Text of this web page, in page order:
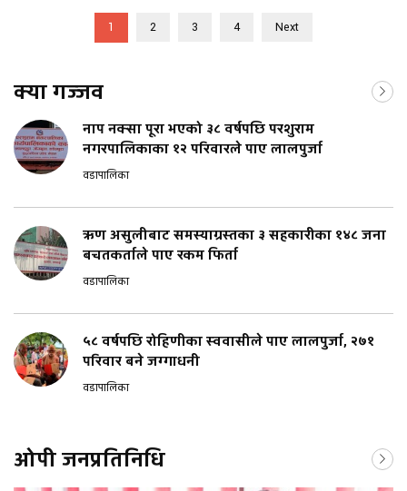
1 2 3 4 Next
क्या गज्जव
नाप नक्सा पूरा भएको ३८ वर्षपछि परशुराम
नगरपालिकाका १२ परिवारले पाए लालपुर्जा
वडापालिका
ऋण असुलीबाट समस्याग्रस्तका ३ सहकारीका १४८ जना
बचतकर्ताले पाए रकम फिर्ता
वडापालिका
५८ वर्षपछि रोहिणीका स्ववासीले पाए लालपुर्जा, २७१
परिवार बने जग्गाधनी
वडापालिका
ओपी जनप्रतिनिधि